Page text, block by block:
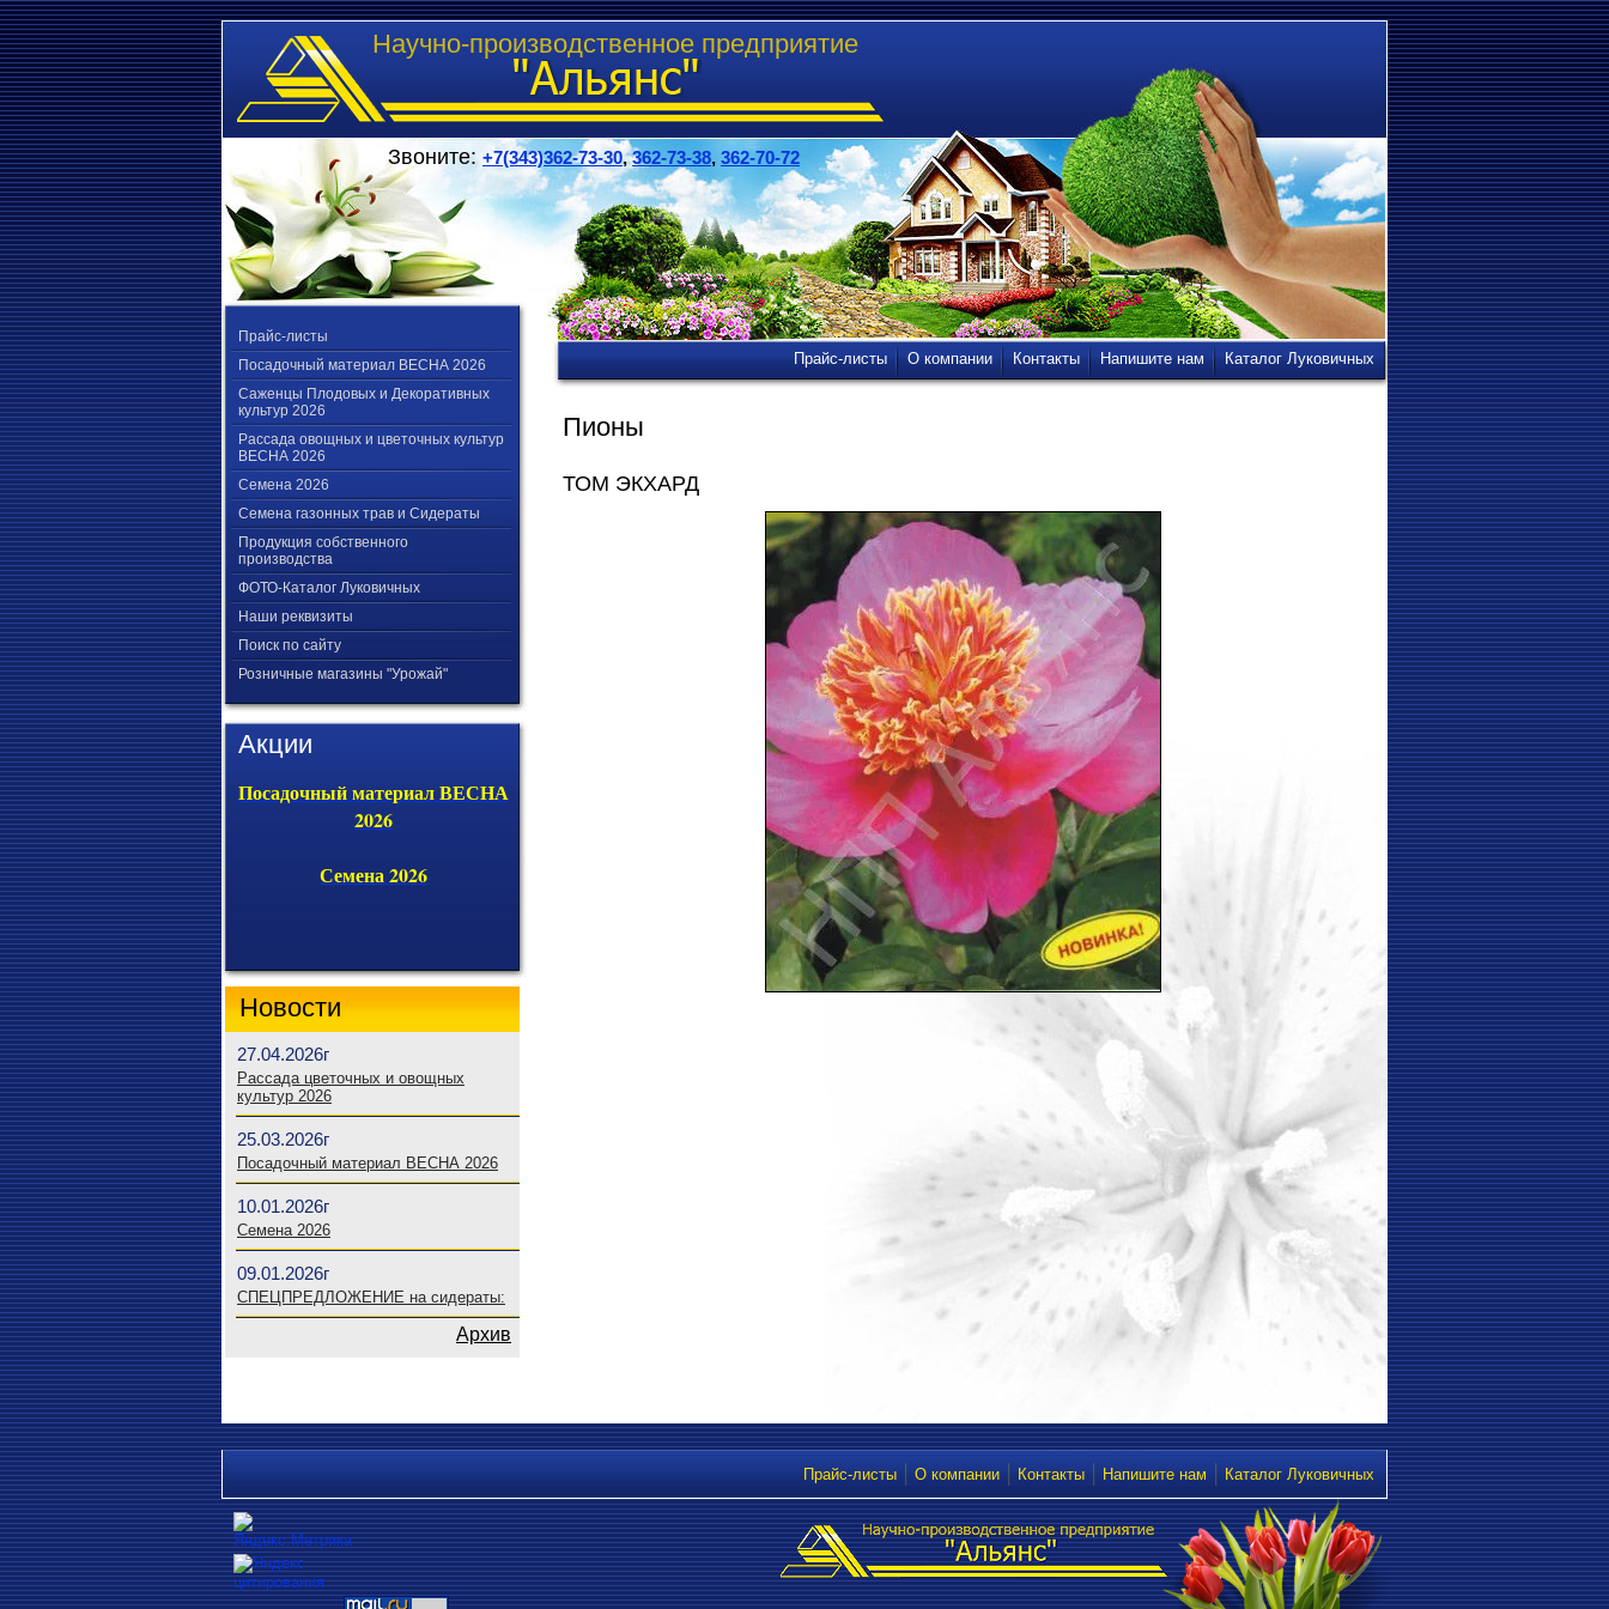
Научно-производственное предприятие
Звоните: +7(343)362-73-30,362-73-38, 362-70-72
Прайс-листы
Посадочный материал ВЕСНА 2026
Саженцы Плодовых и Декоративных
культур 2026
Рассада овощных и цветочных культур
ВЕСНА 2026
Семена 2026
Семена газонных трав и Сидераты
Продукция собственного
производства
ФОТО-Каталог Луковичных
Наши реквизиты
Поиск по сайту
Розничные магазины "Урожай"
Акции
Посадочный материал ВЕСНА
2026
Семена 2026
Новости
27.04.2026г
Рассада цветочных и овощных
культур 2026
25.03.2026г
Посадочный материал ВЕСНА 2026
10.01.2026г
Семена 2026
09.01.2026г
СПЕЦПРЕДЛОЖЕНИЕ на сидераты:
Архив
Прайс-листы О компании Контакты Напишите нам Каталог Луковичных
Пионы
ТОМ ЭКХАРД
Прайс-листы О компании Контакты Напишите нам Каталог Луковичных